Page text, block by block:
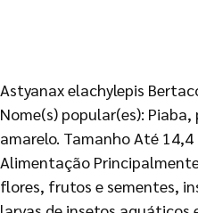
Astyanax elachylepis
Nome(s) popular(es):
amarelo. Tamanho Até
Alimentação
flores, frutos e sementes,